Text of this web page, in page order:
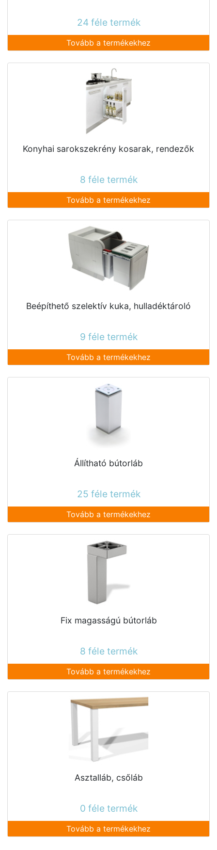
24 féle termék
Tovább a termékekhez
Konyhai sarokszekrény kosarak, rendezők
8 féle termék
Tovább a termékekhez
Beépíthető szelektív kuka, hulladéktároló
9 féle termék
Tovább a termékekhez
Állítható bútorláb
25 féle termék
Tovább a termékekhez
Fix magasságú bútorláb
8 féle termék
Tovább a termékekhez
Asztalláb, csőláb
0 féle termék
Tovább a termékekhez